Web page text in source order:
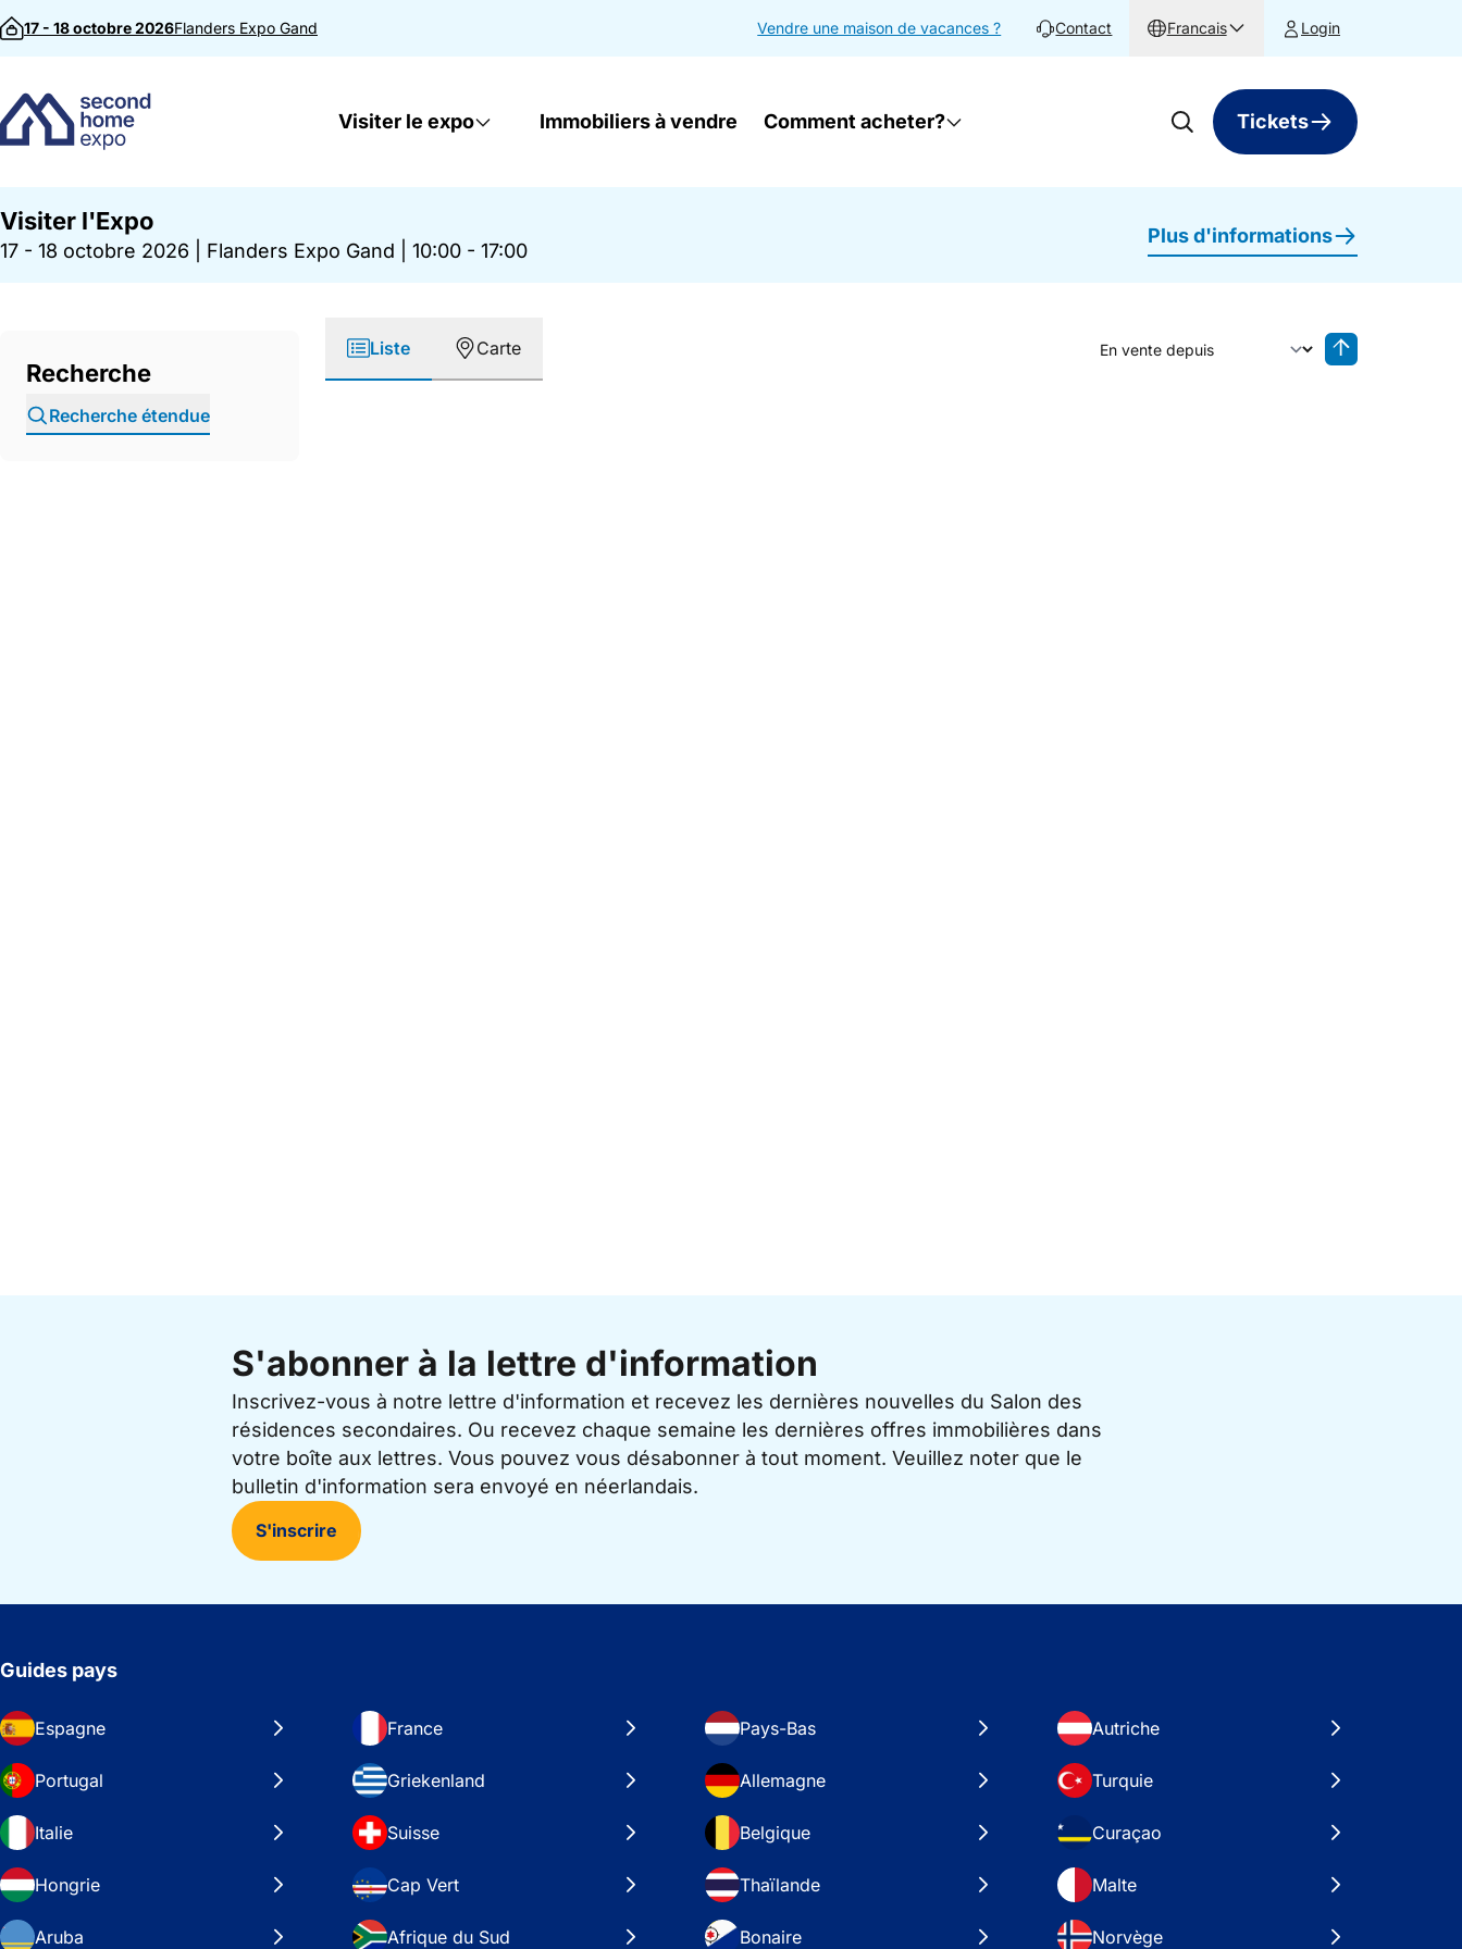
Passer au contenu
17 - 18 octobre 2026Flanders Expo Gand Vendre une maison de vacances ? Contact Francais Login
Visiter le expo Immobiliers à vendre Comment acheter? Tickets
Visiter l'Expo
17 - 18 octobre 2026 Flanders Expo Gand 10:00 - 17:00
Plus d'informations
Recherche
Recherche étendue
Liste Carte
Trier par
S'abonner à la lettre d'information
Inscrivez-vous à notre lettre d'information et recevez les dernières nouvelles du Salon des
résidences secondaires. Ou recevez chaque semaine les dernières offres immobilières dans
votre boîte aux lettres. Vous pouvez vous désabonner à tout moment. Veuillez noter que le
bulletin d'information sera envoyé en néerlandais.
S'inscrire
Guides pays
Espagne France Pays-Bas Autriche
Portugal Griekenland Allemagne Turquie
Italie Suisse Belgique Curaçao
Hongrie Cap Vert Thaïlande Malte
Aruba Afrique du Sud Bonaire Norvège